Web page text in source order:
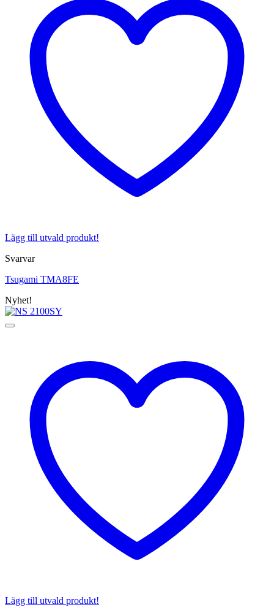
Lägg till utvald produkt!
Svarvar
Tsugami TMA8FE
Nyhet!
Lägg till utvald produkt!